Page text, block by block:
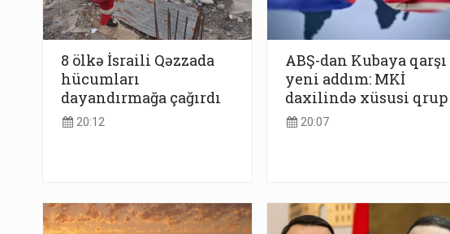
8 ölkə İsraili Qəzzada
hücumları
dayandırmağa çağırdı
20:12
ABŞ-dan Kubaya qarşı
yeni addım: MKİ
daxilində xüsusi qrup
20:07